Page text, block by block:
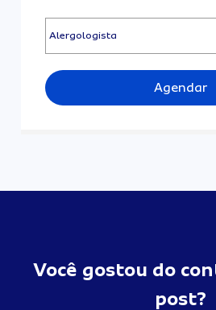
Agendar
Você gostou do
post?